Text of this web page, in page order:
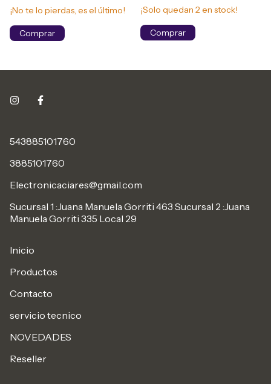
¡No te lo pierdas, es el último!
¡Solo quedan 2en stock!
543885101760
3885101760
Electronicaciares@gmail.com
Sucursal 1 :Juana Manuela Gorriti 463 Sucursal 2 :Juana
Manuela Gorriti 335 Local 29
Inicio
Productos
Contacto
servicio tecnico
NOVEDADES
Reseller